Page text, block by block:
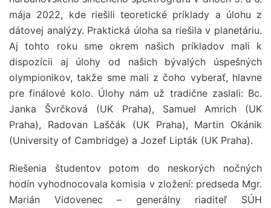
mája 2022, kde riešili teoretické príklady a úlohu z
dátovej analýzy. Praktická úloha sa riešila v planetáriu.
Aj tohto roku sme okrem našich príkladov mali k
dispozícii aj úlohy od našich bývalých úspešných
olympionikov, takže sme mali z čoho vyberať, hlavne
pre finálové kolo. Úlohy nám už tradične zaslali: Bc.
Janka Švrčková (UK Praha), Samuel Amrich (UK
Praha), Radovan Laščák (UK Praha), Martin Okánik
(University of Cambridge) a Jozef Lipták (UK Praha).
Riešenia študentov potom do neskorých nočných
hodín vyhodnocovala komisia v zložení: predseda Mgr.
Marián Vidovenec – generálny riaditeľ SÚH